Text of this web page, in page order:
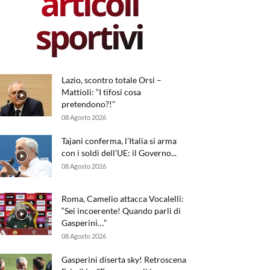
sportivi
Lazio, scontro totale Orsi –
Mattioli: “I tifosi cosa
pretendono?!”
08 Agosto 2026
Tajani conferma, l’Italia si arma
con i soldi dell’UE: il Governo...
08 Agosto 2026
Roma, Camelio attacca Vocalelli:
“Sei incoerente! Quando parli di
Gasperini…”
08 Agosto 2026
Gasperini diserta sky! Retroscena